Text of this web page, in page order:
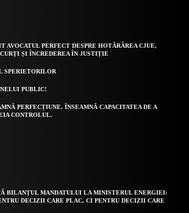
AVOCATUL PERFECT DESPRE HOTĂRÂREA CJUE,
ȘI ÎNCREDEREA ÎN JUSTIȚIE
SPERIETORILOR
PUBLIC!
PERFECȚIUNE. ÎNSEAMNĂ CAPACITATEA DE A
CONTROLUL.
BILANȚUL MANDATULUI LA MINISTERUL ENERGIEI:
DECIZII CARE PLAC, CI PENTRU DECIZII CARE